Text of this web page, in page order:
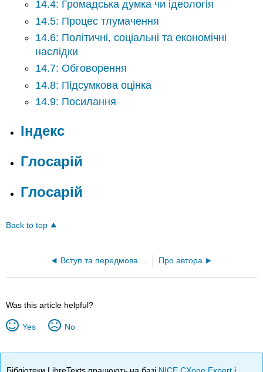
14.4: Громадська думка чи ідеологія
14.5: Процес тлумачення
14.6: Політичні, соціальні та економічні
наслідки
14.7: Обговорення
14.8: Підсумкова оцінка
14.9: Посилання
Індекс
Глосарій
Глосарій
Back to top
Вступ та передмова - Як цей матеріал може відповідати вашим освітнім потребам? Про автора
Was this article helpful?
Yes No
Бібліотеки LibreTexts працюють на базі NICE CXone Expert і